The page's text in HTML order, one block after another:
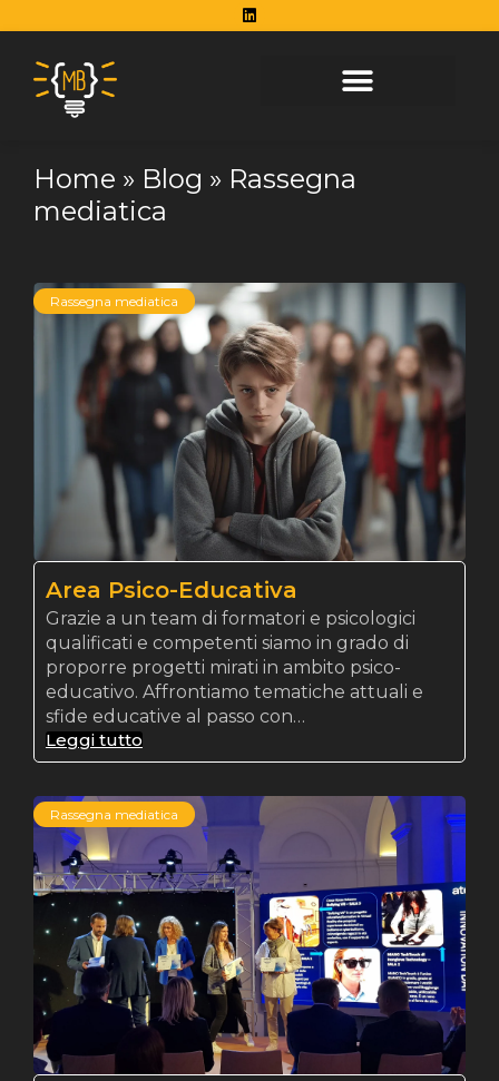
Home » Blog » Rassegna
mediatica
Rassegna mediatica
Area Psico-Educativa
Grazie a un team di formatori e psicologici
qualificati e competenti siamo in grado di
proporre progetti mirati in ambito psico-
educativo. Affrontiamo tematiche attuali e
sfide educative al passo con…
Leggi tutto
Rassegna mediatica